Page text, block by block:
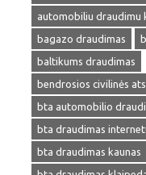
automobiliu draudimu
bagazo draudimas
baltikums draudimas
bendrosios civilinės
bta automobilio
bta draudimas
bta draudimas kaunas